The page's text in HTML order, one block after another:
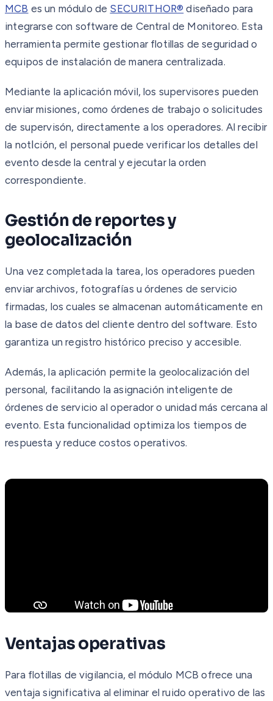
MCB es un módulo de SECURITHOR® diseñado para
integrarse con software de Central de Monitoreo. Esta
herramienta permite gestionar flotillas de seguridad o
equipos de instalación de manera centralizada.
Mediante la aplicación móvil, los supervisores pueden
enviar misiones, como órdenes de trabajo o solicitudes
de supervisón, directamente a los operadores. Al recibir
la notاción, el personal puede verificar los detalles del
evento desde la central y ejecutar la orden
correspondiente.
Gestión de reportes y
geolocalización
Una vez completada la tarea, los operadores pueden
enviar archivos, fotografías u órdenes de servicio
firmadas, los cuales se almacenan automáticamente en
la base de datos del cliente dentro del software. Esto
garantiza un registro histórico preciso y accesible.
Además, la aplicación permite la geolocalización del
personal, facilitando la asignación inteligente de
órdenes de servicio al operador o unidad más cercana al
evento. Esta funcionalidad optimiza los tiempos de
respuesta y reduce costos operativos.
Ventajas operativas
Para flotillas de vigilancia, el módulo MCB ofrece una
ventaja significativa al eliminar el ruido operativo de las